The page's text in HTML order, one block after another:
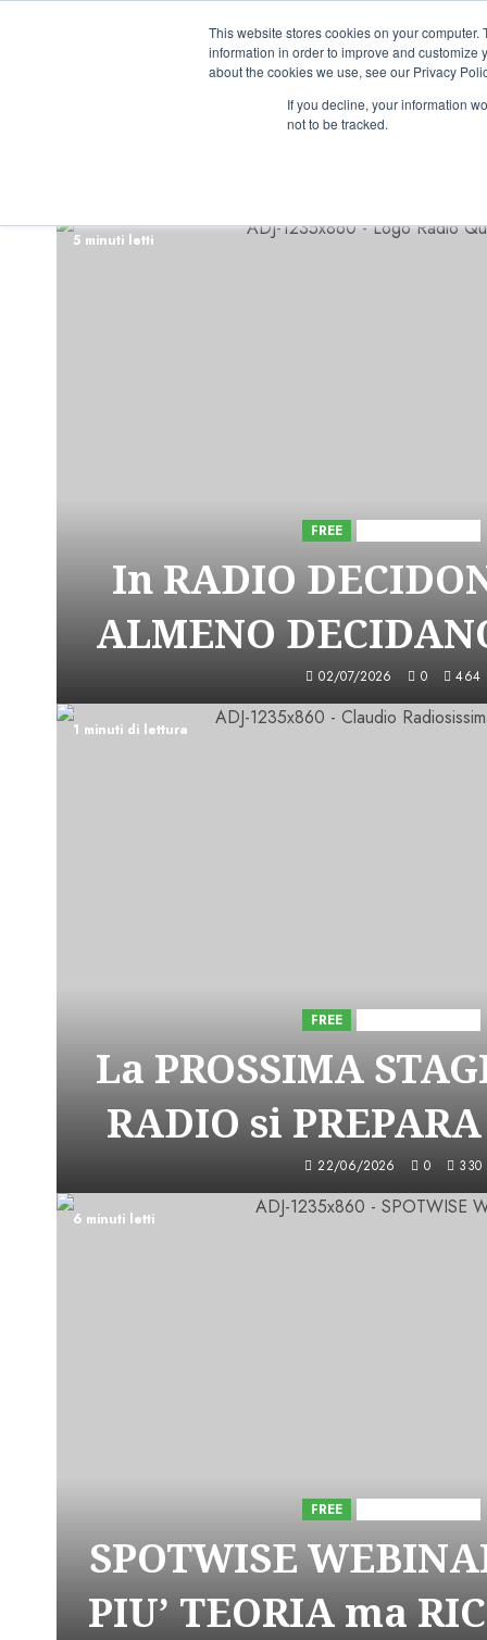
This website stores cookies on your
information in order to improve and customize
about the cookies we use, see our Privacy
If you decline, your information
not to be tracked.
15:58:43
5 minuti letti
FREE
In RADIO
ALMENO
02/07/2026 0 464
1 minuti di lettura
FREE
La PROSSIMA
RADIO si PREPARA
22/06/2026 0 330
6 minuti letti
FREE
SPOTWISE
PIU’ TEORIA ma